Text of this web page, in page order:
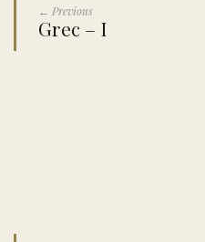
← Previous
Grec – I